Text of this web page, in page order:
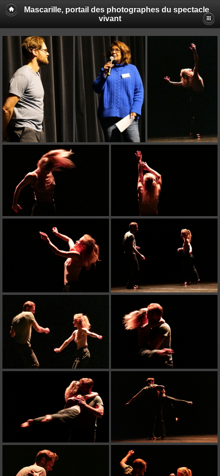
Mascarille, portail des photographes du spectacle
vivant